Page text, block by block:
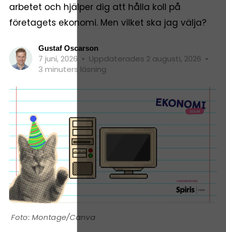
arbetet och hjälper dig att hålla koll på
företagets ekonomi. Men vilket ska jag välja?
Gustaf Oscarson
7 juni, 2026 • Uppdaterades 2 augusti, 2026 •
3 minuters läsning
Montage/Canva